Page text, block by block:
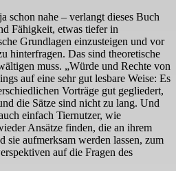
schon nahe – verlangt dieses Buch
Fähigkeit, etwas tiefer in
Grundlagen einzusteigen und vor
hinterfragen. Das sind theoretische
muss. „Würde und Rechte von
auf eine sehr gut lesbare Weise: Es
Vorträge gut gegliedert,
die Sätze sind nicht zu lang. Und
einfach Tiernutzer, wie
Ansätze finden, die an ihrem
sie aufmerksam werden lassen, zum
auf die Fragen des